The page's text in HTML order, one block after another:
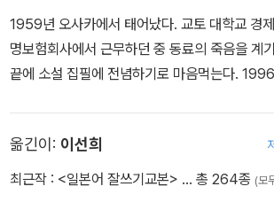
1959년 오사카에서 태어났다. 교토 대학교 경
명보험회사에서 근무하던 중 동료의 죽음을 계
끝에 소설 집필에 전념하기로 마음먹는다.
를 단숨에 최고의 호러작가 반열에 올려세웠다.
불꽃》으로 제21회 요시카와에이지 문학신인상
옮긴이: 이선희
최근작 : <일본어 잘쓰기교본> … 총 264종 (모